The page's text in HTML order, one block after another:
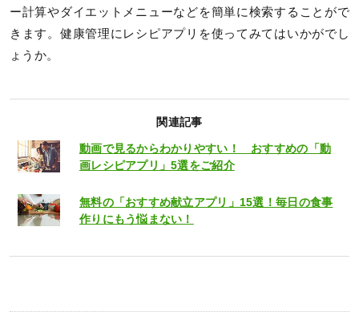
ー計算やダイエットメニューなどを簡単に検索することがで
きます。健康管理にレシピアプリを使ってみてはいかがでし
ょうか。
関連記事
動画で見るからわかりやすい！ おすすめの「動
画レシピアプリ」5選をご紹介
無料の「おすすめ献立アプリ」15選！毎日の食事
作りにもう悩まない！